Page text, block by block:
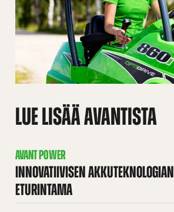
LUE LISÄÄ AVANTISTA
AVANT POWER
INNOVATIIVISEN AKKUTEKNOLOGIAN
ETURINTAMA